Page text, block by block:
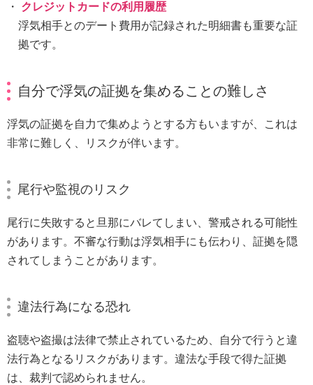
クレジットカードの利用履歴
浮気相手とのデート費用が記録された明細書も重要な証
拠です。
自分で浮気の証拠を集めることの難しさ
浮気の証拠を自力で集めようとする方もいますが、これは
非常に難しく、リスクが伴います。
尾行や監視のリスク
尾行に失敗すると旦那にバレてしまい、警戒される可能性
があります。不審な行動は浮気相手にも伝わり、証拠を隠
されてしまうことがあります。
違法行為になる恐れ
盗聴や盗撮は法律で禁止されているため、自分で行うと違
法行為となるリスクがあります。違法な手段で得た証拠
は、裁判で認められません。